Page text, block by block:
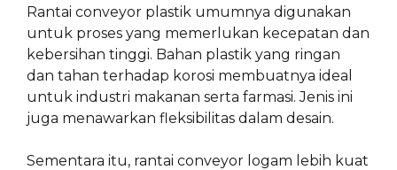
Rantai conveyor plastik umumnya digunakan
untuk proses yang memerlukan kecepatan dan
kebersihan tinggi. Bahan plastik yang ringan
dan tahan terhadap korosi membuatnya ideal
untuk industri makanan serta farmasi. Jenis ini
juga menawarkan fleksibilitas dalam desain.
Sementara itu, rantai conveyor logam lebih kuat